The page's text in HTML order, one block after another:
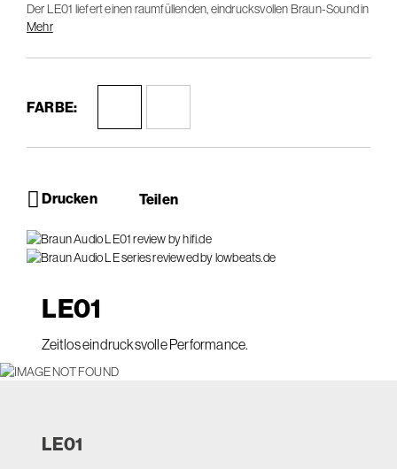
Der LE01 liefert einen raumfüllenden, eindrucksvollen Braun-Sound in
einem hohen Dynamikbereich mit gleichbleibend kristallklarer
Mehr
FARBE:
Drucken Teilen
LE01
Zeitlos eindrucksvolle Performance.
LE01